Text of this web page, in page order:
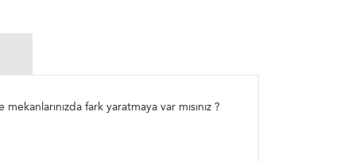
fark yaratmaya var mısınız ?